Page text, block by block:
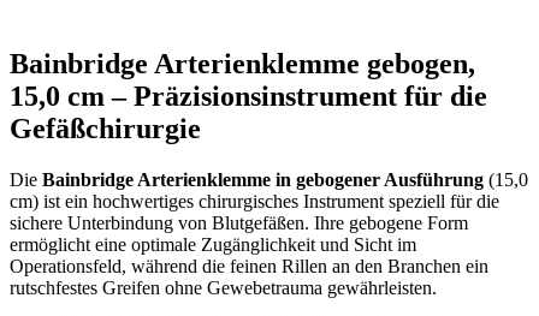
Bainbridge Arterienklemme gebogen,
15,0 cm – Präzisionsinstrument für die
Gefäßchirurgie
Die Bainbridge Arterienklemme in gebogener Ausführung (15,0
cm) ist ein hochwertiges chirurgisches Instrument speziell für die
sichere Unterbindung von Blutgefäßen. Ihre gebogene Form
ermöglicht eine optimale Zugänglichkeit und Sicht im
Operationsfeld, während die feinen Rillen an den Branchen ein
rutschfestes Greifen ohne Gewebetrauma gewährleisten.